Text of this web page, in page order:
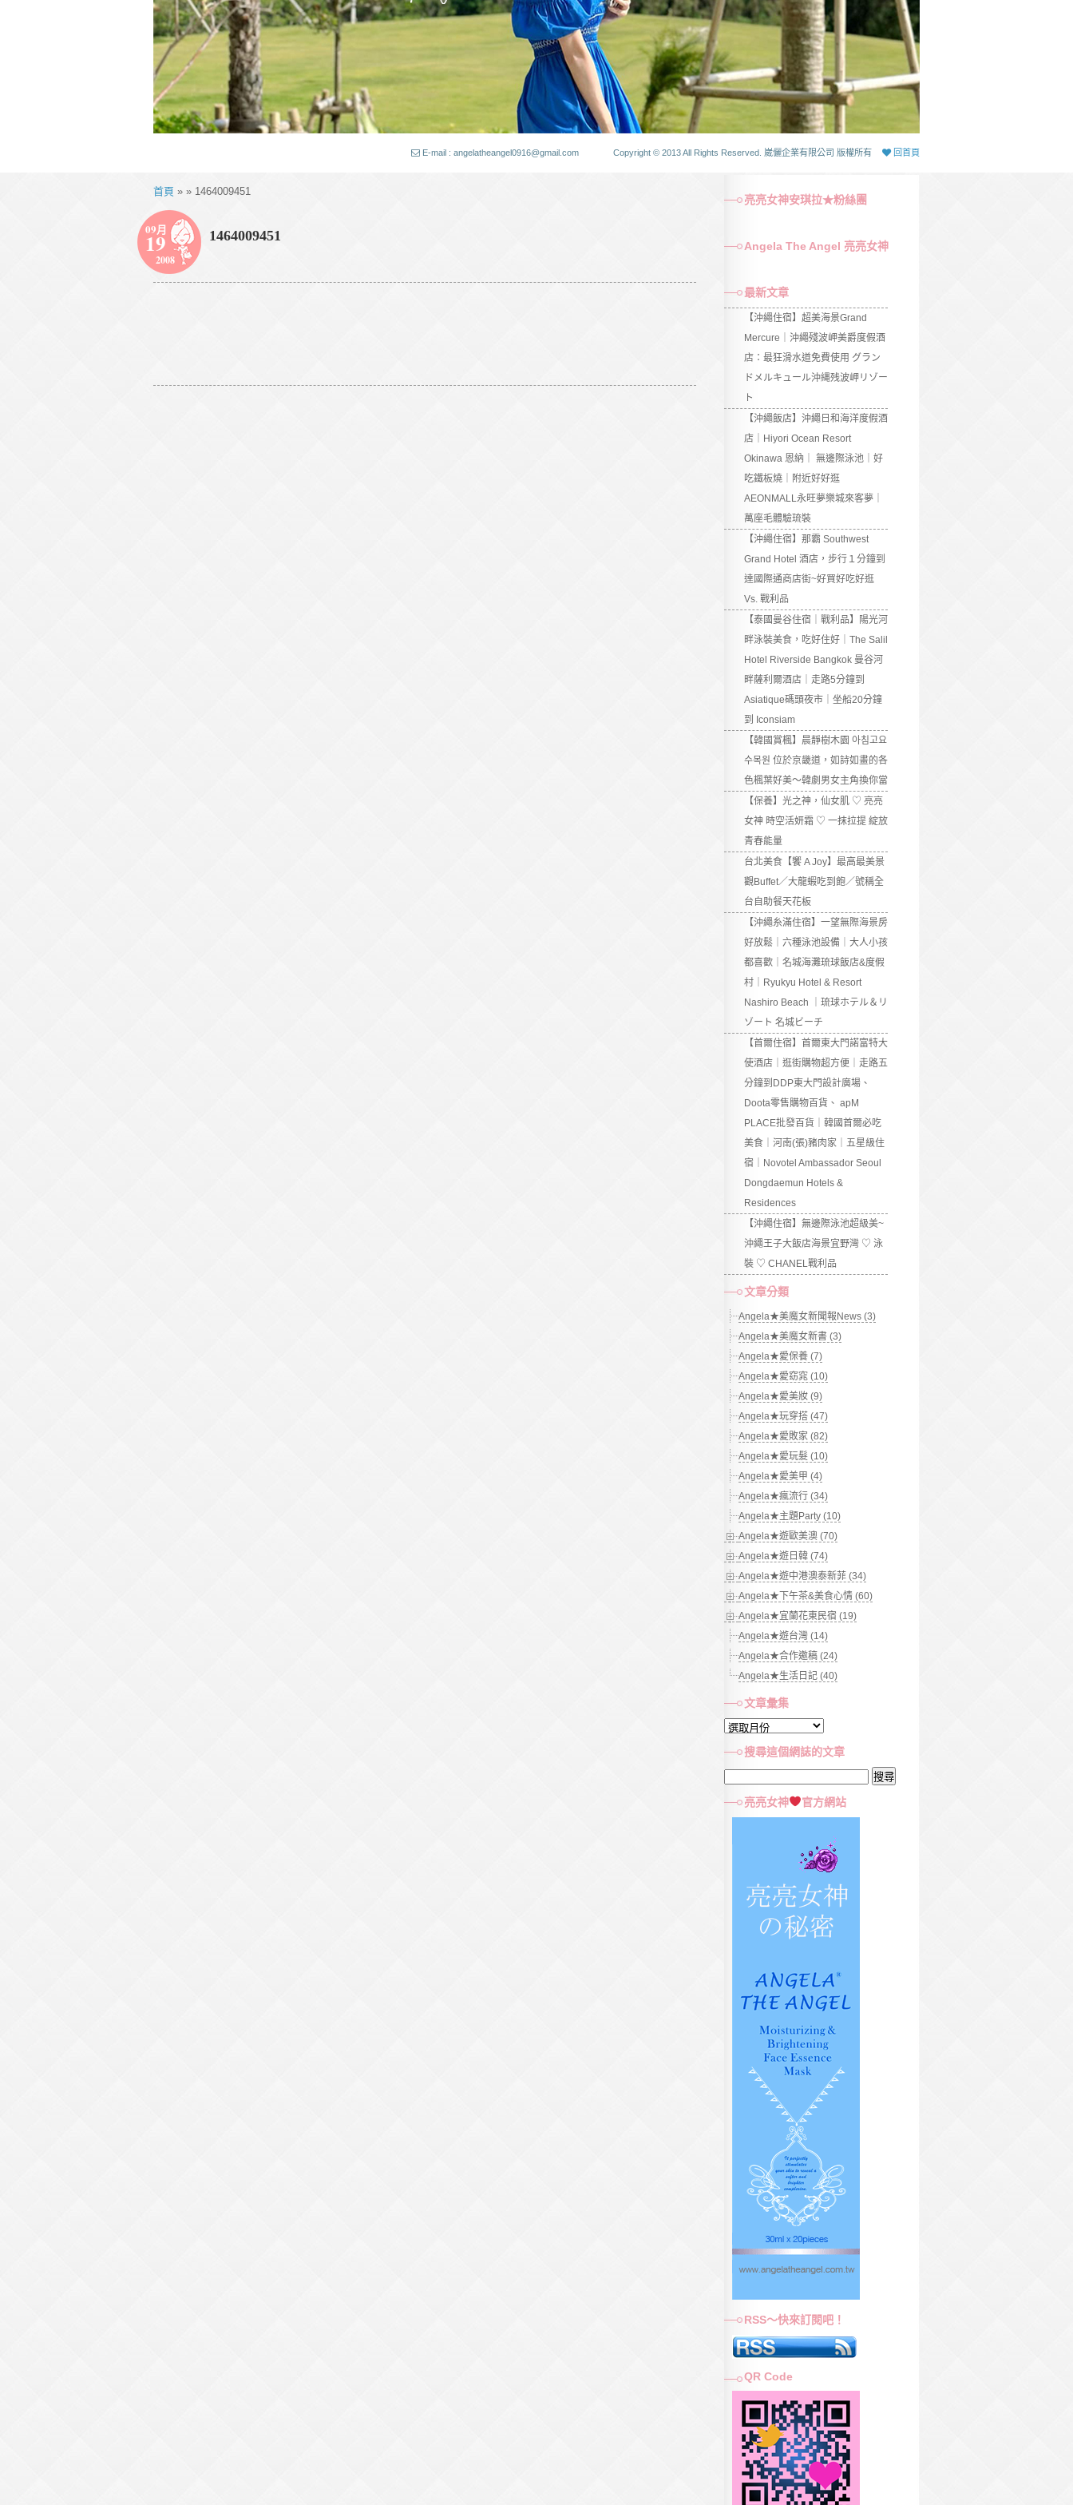
E-mail : angelatheangel0916@gmail.com Copyright © 2013 All Rights Reserved. 崴儷企業有限公司 版權所有 回首頁
首頁 » » 1464009451
09月
19
2008
1464009451
亮亮女神安琪拉★粉絲團
Angela The Angel 亮亮女神
最新文章
【沖繩住宿】超美海景Grand
Mercure｜沖繩殘波岬美爵度假酒
店：最狂滑水道免費使用 グラン
ドメルキュール沖縄残波岬リゾー
ト
【沖繩飯店】沖繩日和海洋度假酒
店｜Hiyori Ocean Resort
Okinawa 恩納｜ 無邊際泳池｜好
吃鐵板燒｜附近好好逛
AEONMALL永旺夢樂城來客夢｜
萬座毛體驗琉裝
【沖繩住宿】那霸 Southwest
Grand Hotel 酒店，步行１分鐘到
達國際通商店街~好買好吃好逛
Vs. 戰利品
【泰國曼谷住宿｜戰利品】陽光河
畔泳裝美食，吃好住好｜The Salil
Hotel Riverside Bangkok 曼谷河
畔薩利爾酒店｜走路5分鐘到
Asiatique碼頭夜市｜坐船20分鐘
到 Iconsiam
【韓國賞楓】晨靜樹木園 아침고요
수목원 位於京畿道，如詩如畫的各
色楓葉好美～韓劇男女主角換你當
【保養】光之神，仙女肌 ♡ 亮亮
女神 時空活妍霜 ♡ 一抹拉提 綻放
青春能量
台北美食【饗 A Joy】最高最美景
觀Buffet／大龍蝦吃到飽／號稱全
台自助餐天花板
【沖繩糸滿住宿】一望無際海景房
好放鬆｜六種泳池設備｜大人小孩
都喜歡｜名城海灘琉球飯店&度假
村｜Ryukyu Hotel & Resort
Nashiro Beach ｜琉球ホテル＆リ
ゾート 名城ビーチ
【首爾住宿】首爾東大門諾富特大
使酒店｜逛街購物超方便｜走路五
分鐘到DDP東大門設計廣場、
Doota零售購物百貨、 apM
PLACE批發百貨｜韓國首爾必吃
美食｜河南(張)豬肉家｜五星級住
宿｜Novotel Ambassador Seoul
Dongdaemun Hotels &
Residences
【沖繩住宿】無邊際泳池超級美~
沖繩王子大飯店海景宜野灣 ♡ 泳
裝 ♡ CHANEL戰利品
文章分類
Angela★美魔女新聞報News (3)
Angela★美魔女新書 (3)
Angela★愛保養 (7)
Angela★愛窈窕 (10)
Angela★愛美妝 (9)
Angela★玩穿搭 (47)
Angela★愛敗家 (82)
Angela★愛玩髮 (10)
Angela★愛美甲 (4)
Angela★瘋流行 (34)
Angela★主題Party (10)
Angela★遊歐美澳 (70)
Angela★遊日韓 (74)
Angela★遊中港澳泰新菲 (34)
Angela★下午茶&美食心情 (60)
Angela★宜蘭花東民宿 (19)
Angela★遊台灣 (14)
Angela★合作邀稿 (24)
Angela★生活日記 (40)
文章彙集
文
彙
集
搜尋這個網誌的文章
關
亮亮女神 官方網站
RSS～快來訂閱吧！
QR Code